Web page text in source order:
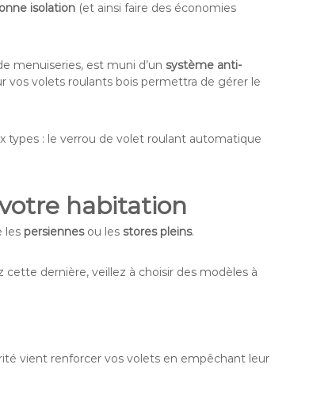
isolation (et ainsi faire des économies
menuiseries, est muni d’un système anti-
vos volets roulants bois permettra de gérer le
types : le verrou de volet roulant automatique
habitation
les persiennesou les stores pleins.
dernière, veillez à choisir des modèles à
vient renforcer vos volets en empêchant leur